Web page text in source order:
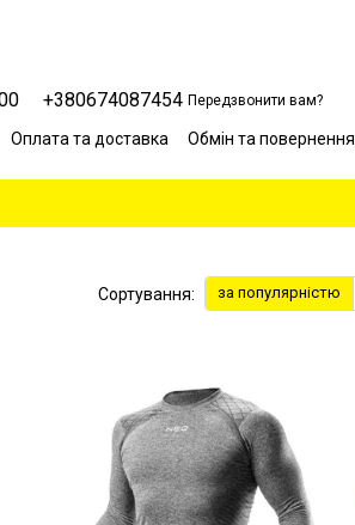
+380674087454 Передзвонити вам?
Оплата та доставка
Обмін та повернення
Сортування: за популярністю